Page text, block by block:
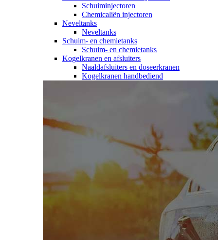
Schuiminjectoren
Chemicaliën injectoren
Neveltanks
Neveltanks
Schuim- en chemietanks
Schuim- en chemietanks
Kogelkranen en afsluiters
Naaldafsluiters en doseerkranen
Kogelkranen handbediend